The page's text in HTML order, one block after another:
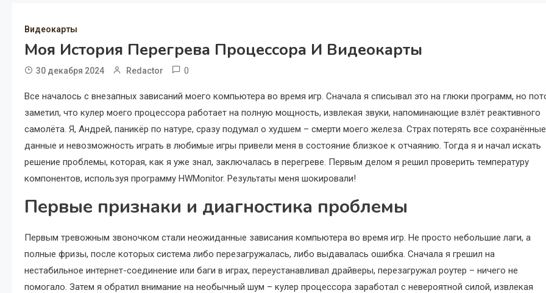
Видеокарты
Моя История Перегрева Процессора И Видеокарты
30 декабря 2024 Redactor 0
Все началось с внезапных зависаний моего компьютера во время игр. Сначала я списывал это на глюки программ, но
заметил, что кулер моего процессора работает на полную мощность, извлекая звуки, напоминающие взлёт реактивного
самолёта. Я, Андрей, паникёр по натуре, сразу подумал о худшем – смерти моего железа. Страх потерять все сохранённые
данные и невозможность играть в любимые игры привели меня в состояние близкое к отчаянию. Тогда я и начал искать
решение проблемы, которая, как я уже знал, заключалась в перегреве. Первым делом я решил проверить температуру
компонентов, используя программу HWMonitor. Результаты меня шокировали!
Первые признаки и диагностика проблемы
Первым тревожным звоночком стали неожиданные зависания компьютера во время игр. Не просто небольшие лаги, а
полные фризы, после которых система либо перезагружалась, либо выдавалась ошибка. Сначала я грешил на
нестабильное интернет-соединение или баги в играх, переустанавливал драйверы, перезагружал роутер – ничего не
помогало. Затем я обратил внимание на необычный шум – кулер процессора заработал с невероятной силой, извлекая